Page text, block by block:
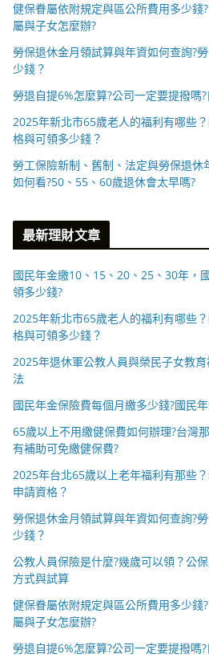
健保眷屬依附規定與區公所費用多少錢
屬與子女怎麼辦?
勞保退休金月領試算與年資如何查詢?
少錢？
勞退自提6%怎麼算?公司一定要提撥嗎
2025年新北市65歲老人的福利有哪些
格與可領多少錢？
勞工保險新制、舊制、法定與勞保退休
如何看?50、55、60歲退休會太早嗎?
最新理財文章
國民年金繳10、15、20、25、30年，
領多少錢?
2025年新北市65歲老人的福利有哪些
格與可領多少錢？
2025年退休軍公教人員與榮民子女教
法
國民年金保險費每個月繳多少錢?國民
65歲以上不用繳健保費如何辦理?台灣
有補助可免繳健保費?
2025年台北65歲以上老年福利有那些
申請資格？
勞保退休金月領試算與年資如何查詢?
少錢？
公教人員保險是什麼?幾歲可以領？公
方式與試算
健保眷屬依附規定與區公所費用多少錢
屬與子女怎麼辦?
勞退自提6%怎麼算?公司一定要提撥嗎